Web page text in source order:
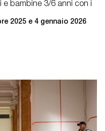
bambine 3/6 anni con i
2025 e 4 gennaio 2026